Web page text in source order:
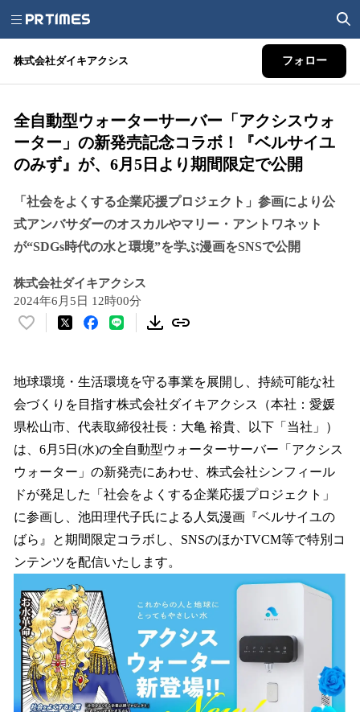
株式会社ダイキアクシス フォロー
全自動型ウォーターサーバー「アクシスウォ
ーター」の新発売記念コラボ！『ベルサイユ
のみず』が、6月5日より期間限定で公開
「社会をよくする企業応援プロジェクト」参画により公
式アンバサダーのオスカルやマリー・アントワネット
が“SDGs時代の水と環境”を学ぶ漫画をSNSで公開
株式会社ダイキアクシス
2024年6月5日 12時00分
い
！
数
読
み
中
で
す
地球環境・生活環境を守る事業を展開し、持続可能な社
会づくりを目指す株式会社ダイキアクシス（本社：愛媛
県松山市、代表取締役社長：大亀 裕貴、以下「当社」）
は、6月5日(水)の全自動型ウォーターサーバー「アクシス
ウォーター」の新発売にあわせ、株式会社シンフィール
ドが発足した「社会をよくする企業応援プロジェクト」
に参画し、池田理代子氏による人気漫画『ベルサイユの
ばら』と期間限定コラボし、SNSのほかTVCM等で特別コ
ンテンツを配信いたします。